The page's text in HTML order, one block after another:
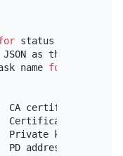
status
as the output.
name
for
certificate path
path
key path
address (default